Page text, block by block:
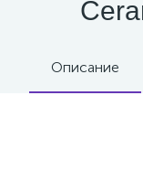
Описание